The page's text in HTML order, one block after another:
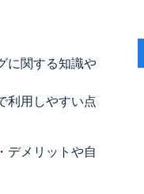
に関する知識や
利用しやすい点
デメリットや自